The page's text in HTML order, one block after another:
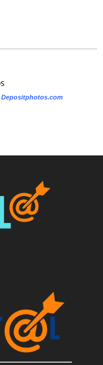
Depositphotos.com